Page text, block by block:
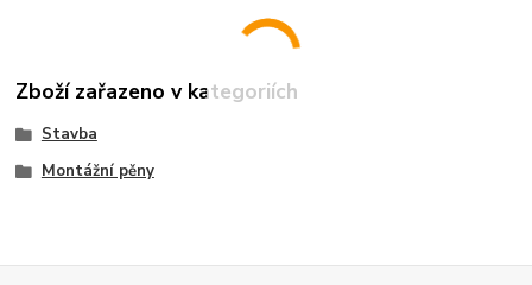
Zboží zařazeno v kategoriích
Stavba
Montážní pěny